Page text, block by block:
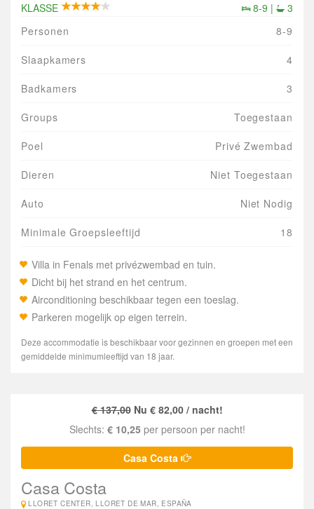
KLASSE 8-9 |
3
Personen
8-9
Slaapkamers 4
Badkamers 3
Groups Toegestaan
Poel Privé Zwembad
Dieren Niet Toegestaan
Auto Niet Nodig
Minimale Groepsleeftijd 18
Villa in Fenals met privézwembad en tuin.
Dicht bij het strand en het centrum.
Airconditioning beschikbaar tegen een toeslag.
Parkeren mogelijk op eigen terrein.
Deze accommodatie is beschikbaar voor gezinnen en groepen met een
gemiddelde minimumleeftijd van 18 jaar.
€ 137,00Nu € 82,00 / nacht!
Slechts: € 10,25 per persoon per nacht!
Casa Costa
Casa Costa
LLORET CENTER, LLORET DE MAR, ESPAÑA